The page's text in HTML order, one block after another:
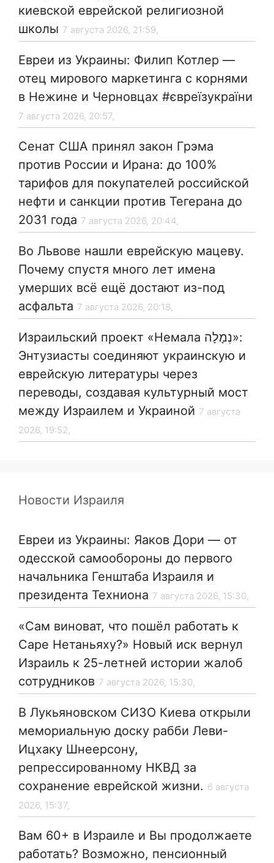
киевской еврейской религиозной
школы 7 августа 2026, 21:59,
Евреи из Украины: Филип Котлер —
отец мирового маркетинга с корнями
в Нежине и Черновцах #євреїзукраїни
7 августа 2026, 20:57,
Сенат США принял закон Грэма
против России и Ирана: до 100%
тарифов для покупателей российской
нефти и санкции против Тегерана до
2031 года 7 августа 2026, 20:44,
Во Львове нашли еврейскую мацеву.
Почему спустя много лет имена
умерших всё ещё достают из-под
асфальта 7 августа 2026, 20:18,
Израильский проект «Немала נְמָלָה»:
Энтузиасты соединяют украинскую и
еврейскую литературы через
переводы, создавая культурный мост
между Израилем и Украиной 7 августа
2026, 19:52,
Новости Израиля
Евреи из Украины: Яаков Дори — от
одесской самообороны до первого
начальника Генштаба Израиля и
президента Техниона 7 августа 2026, 15:30,
«Сам виноват, что пошёл работать к
Саре Нетаньяху?» Новый иск вернул
Израиль к 25-летней истории жалоб
сотрудников 7 августа 2026, 15:30,
В Лукьяновском СИЗО Киева открыли
мемориальную доску рабби Леви-
Ицхаку Шнеерсону,
репрессированному НКВД за
сохранение еврейской жизни. 6 августа
2026, 15:37,
Вам 60+ в Израиле и Вы продолжаете
работать? Возможно, пенсионный